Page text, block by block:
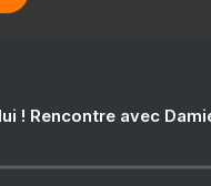
! Rencontre avec